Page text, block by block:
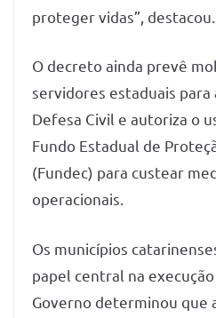
proteger vidas”, destacou.
O decreto ainda prevê
servidores estaduais para
Defesa Civil e autoriza o
Fundo Estadual de
(Fundec) para custear
operacionais.
Os municípios
papel central na
Governo determinou que